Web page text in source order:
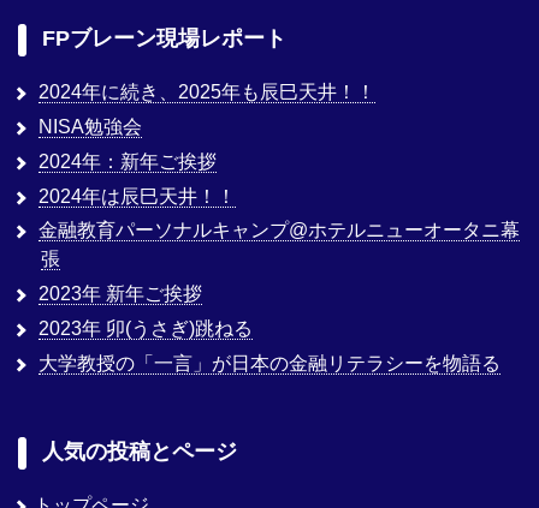
FPブレーン現場レポート
2024年に続き、2025年も辰巳天井！！
NISA勉強会
2024年：新年ご挨拶
2024年は辰巳天井！！
金融教育パーソナルキャンプ@ホテルニューオータニ幕
張
2023年 新年ご挨拶
2023年 卯(うさぎ)跳ねる
大学教授の「一言」が日本の金融リテラシーを物語る
人気の投稿とページ